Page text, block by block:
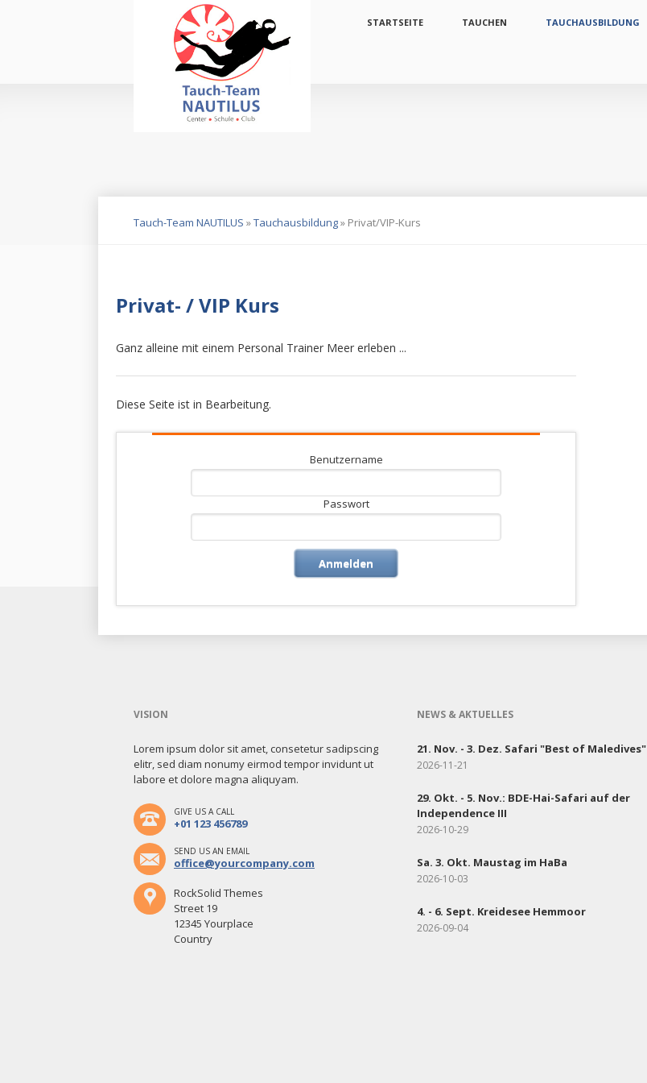
überspringen
STARTSEITE TAUCHEN TAUCHAUSBILDUNG
Tauch-Team NAUTILUS »Tauchausbildung» Privat/VIP-Kurs
Privat- / VIP Kurs
Ganz alleine mit einem Personal Trainer Meer erleben ...
Diese Seite ist in Bearbeitung.
Benutzername
Passwort
Anmelden
VISION
Lorem ipsum dolor sit amet, consetetur sadipscing
elitr, sed diam nonumy eirmod tempor invidunt ut
labore et dolore magna aliquyam.
GIVE US A CALL
+01 123 456789
SEND US AN EMAIL
office@yourcompany.com
RockSolid Themes
Street 19
12345 Yourplace
Country
NEWS & AKTUELLES
21. Nov. - 3. Dez. Safari "Best of Maledives"
2026-11-21
29. Okt. - 5. Nov.: BDE-Hai-Safari auf der
Independence III
2026-10-29
Sa. 3. Okt. Maustag im HaBa
2026-10-03
4. - 6. Sept. Kreidesee Hemmoor
2026-09-04